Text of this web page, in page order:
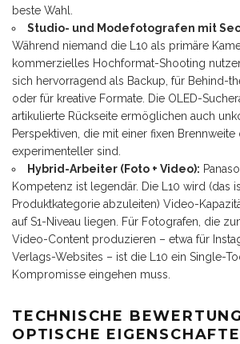
beste Wahl.
Studio- und Modefotografen mit
Während niemand die L10 als primäre
kommerzielles Hochformat-Shooting
sich hervorragend als Backup, für Behind-
oder für kreative Formate. Die OLED-
artikulierte Rückseite ermöglichen auch
Perspektiven, die mit einer fixen Brennweite
experimenteller sind.
Hybrid-Arbeiter (Foto + Video):
Kompetenz ist legendär. Die L10 wird (das
Produktkategorie abzuleiten) Video-
auf S1-Niveau liegen. Für Fotografen, die
Video-Content produzieren – etwa für
Verlags-Websites – ist die L10 ein Single-
Kompromisse eingehen muss.
TECHNISCHE
OPTISCHE